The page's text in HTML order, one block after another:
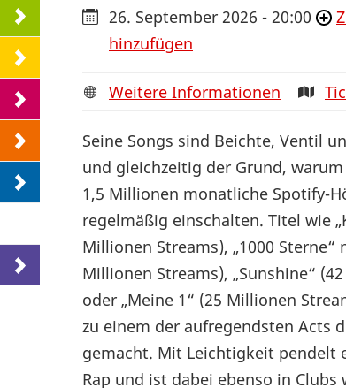
26. September 2026 - 20:00
hinzufügen
Weitere Informationen
Seine Songs sind Beichte, Ventil
und gleichzeitig der Grund,
1,5 Millionen monatliche Spotify-
regelmäßig einschalten. Titel wie
Millionen Streams), „1000 Sterne“
Millionen Streams), „Sunshine“
oder „Meine 1“ (25 Millionen
zu einem der aufregendsten Acts
gemacht. Mit Leichtigkeit pendelt
Rap und ist dabei ebenso in Clubs